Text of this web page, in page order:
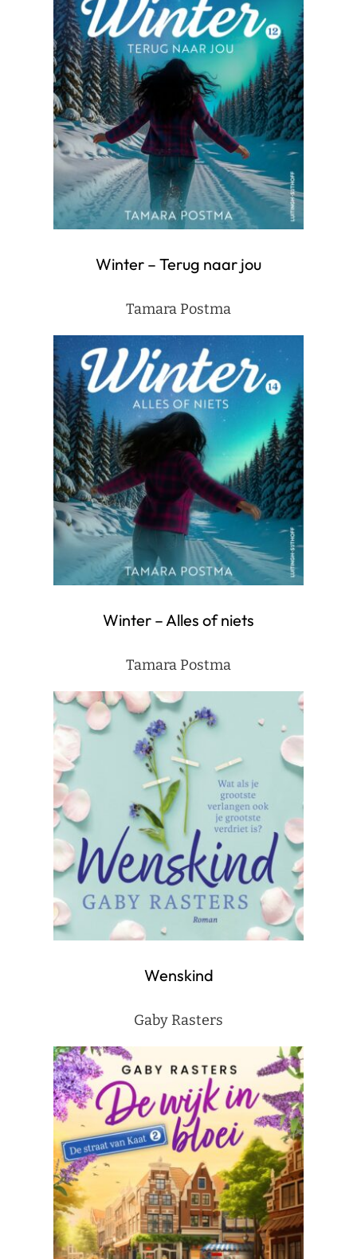
Winter – Terug naar jou
Tamara Postma
Winter – Alles of niets
Tamara Postma
Wenskind
Gaby Rasters